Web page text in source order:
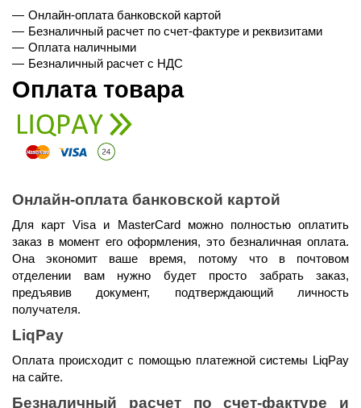
Онлайн-оплата банковской картой
Безналичный расчет по счет-фактуре и реквизитами
Оплата наличными
Безналичный расчет с НДС
Оплата товара
Онлайн-оплата банковской картой
Для карт Visa и MasterCard можно полностью оплатить
заказ в момент его оформления, это безналичная оплата.
Она экономит ваше время, потому что в почтовом
отделении вам нужно будет просто забрать заказ,
предъявив документ, подтверждающий личность
получателя.
LiqPay
Оплата происходит с помощью платежной системы LiqPay
на сайте.
Безналичный расчет по счет-фактуре и